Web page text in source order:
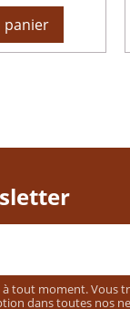
panier
tout moment. Vous
dans toutes nos